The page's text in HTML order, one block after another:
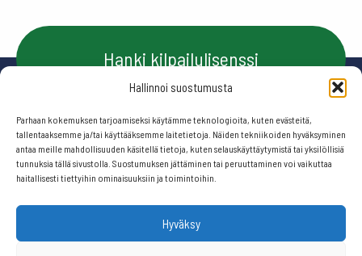
Hallinnoi suostumusta
Parhaan kokemuksen tarjoamiseksi käytämme teknologioita, kuten evästeitä,
tallentaaksemme ja/tai käyttääksemme laitetietoja. Näiden tekniikoiden hyväksyminen
antaa meille mahdollisuuden käsitellä tietoja, kuten selauskäyttäytymistä tai yksilöllisiä
tunnuksia tällä sivustolla. Suostumuksen jättäminen tai peruuttaminen voi vaikuttaa
haitallisesti tiettyihin ominaisuuksiin ja toimintoihin.
Hyväksy
Hanki kilpailulisenssi
Ota yhteyttä
Seuraa meitä: